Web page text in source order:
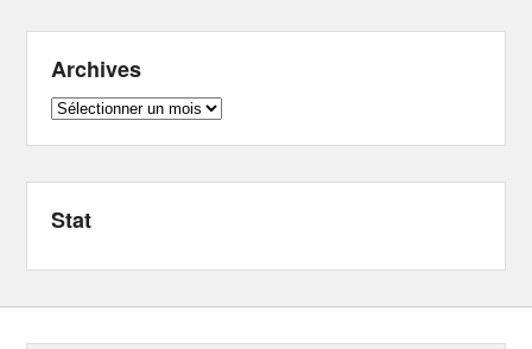
Archives
Archives
Stat